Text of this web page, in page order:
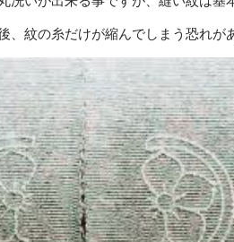
、紋の糸だけが縮んでしまう恐れが